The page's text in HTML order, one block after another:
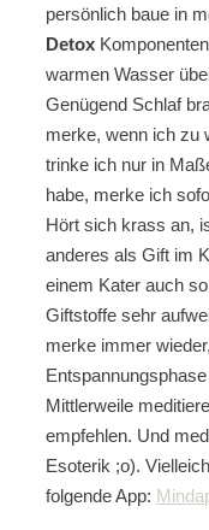
persönlich baue in
Detox
warmen Wasser
Genügend Schlaf
merke, wenn ich zu
trinke ich nur in
habe, merke ich
Hört sich krass an,
anderes als Gift im
einem Kater auch
Giftstoffe sehr
merke immer
Mittlerweile
empfehlen. Und
Esoterik ;o).
folgende App: